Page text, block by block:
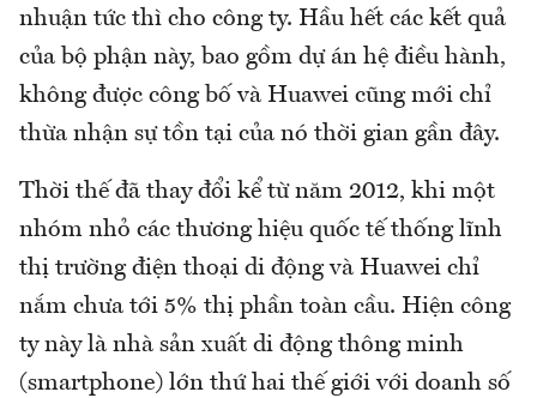
nhuận tức thì cho công ty. Hầu hết các kết quả
của bộ phận này, bao gồm dự án hệ điều hành,
không được công bố và Huawei cũng mới chỉ
thừa nhận sự tồn tại của nó thời gian gần đây.
Thời thế đã thay đổi kể từ năm 2012, khi một
nhóm nhỏ các thương hiệu quốc tế thống lĩnh
thị trường điện thoại di động và Huawei chỉ
nắm chưa tới 5% thị phần toàn cầu. Hiện công
ty này là nhà sản xuất di động thông minh
(smartphone) lớn thứ hai thế giới với doanh số